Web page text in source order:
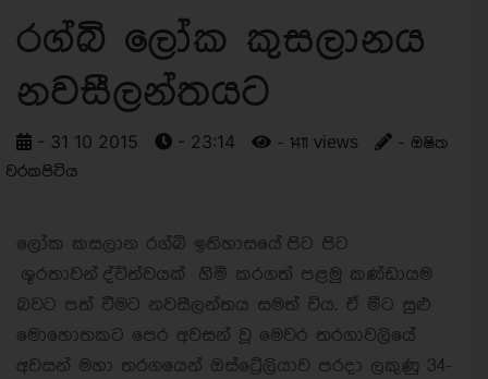
රග්බි ලෝක කුසලානය
නවසීලන්තයට
- 31 10 2015 - 23:14 - 1411 views
- ඔෂිත
වරකපිටිය
ලෝක කසලාන රග්බි ඉතිහාසයේ පිට පිට
ශූරතාවන් ද්විත්වයක් හිිමි කරගත් පළමු කණ්ඩායම
බවට පත් වීමට නවසීලන්තය සමත් විය. ඒ මීට සුළු
මොහොතකට පෙර අවසන් වූ මෙවර තරගාවලියේ
අවසන් මහා තරගයෙන් ඔස්ට්‍රේලියාව පරදා ලකුණු 34-